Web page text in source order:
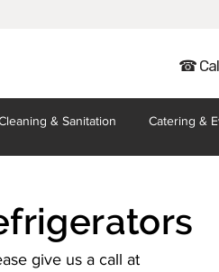
☎
& Sanitation Catering &
give us a call at